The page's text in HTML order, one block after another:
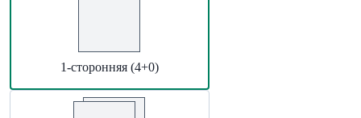
1-сторонняя (4+0)